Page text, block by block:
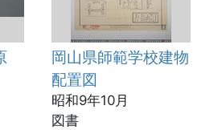
岡山県師範学校建物
配置図
昭和9年10月
図書